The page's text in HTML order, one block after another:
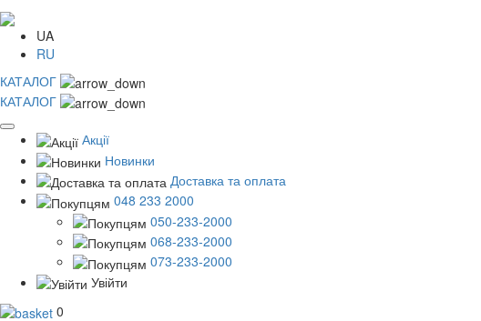
UA
RU
КАТАЛОГ
КАТАЛОГ
Акції
Новинки
Доставка та оплата
048 233 2000
050-233-2000
068-233-2000
073-233-2000
Увійти
0